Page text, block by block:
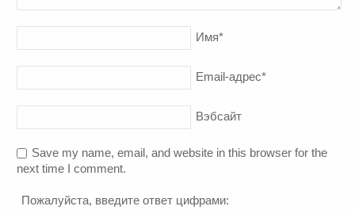
Имя*
Email-адрес*
Вэбсайт
Save my name, email, and website in this browser for the
next time I comment.
Пожалуйста, введите ответ цифрами: